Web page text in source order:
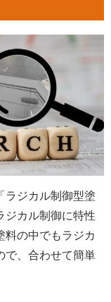
ラジカル制御型塗
ジカル制御に特性
料の中でもラジカ
で、合わせて簡単